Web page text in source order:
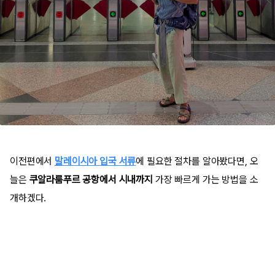
이전편에서 말레이시아 입국 서류에 필요한 절차를 알아봤다면, 오
늘은 쿠알라룸푸르 공항에서 시내까지 가장 빠르게 가는 방법을 소
개하겠다.